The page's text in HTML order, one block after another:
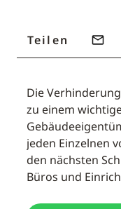
Teilen
Die
zu einem
jeden Einzelnen
den nächsten
Büros und